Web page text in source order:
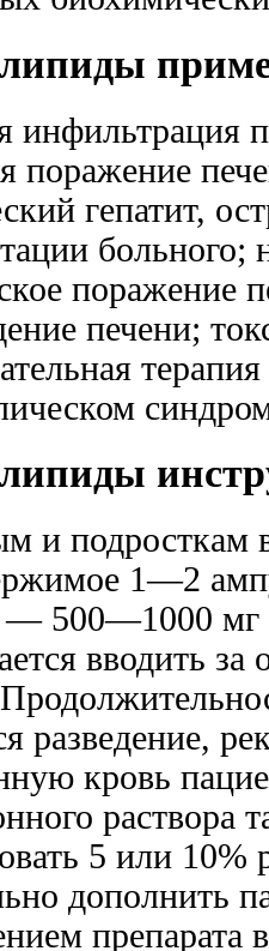
инфильтрация
поражение
гепатит,
больного;
поражение
печени;
и подросткам
1—2
— 500—1000
вводить
разведение,
кровь
раствора
5 или
дополнить
препарата